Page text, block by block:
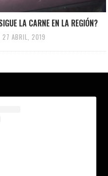
LA CARNE EN LA REGIÓN?
27 ABRIL, 2019